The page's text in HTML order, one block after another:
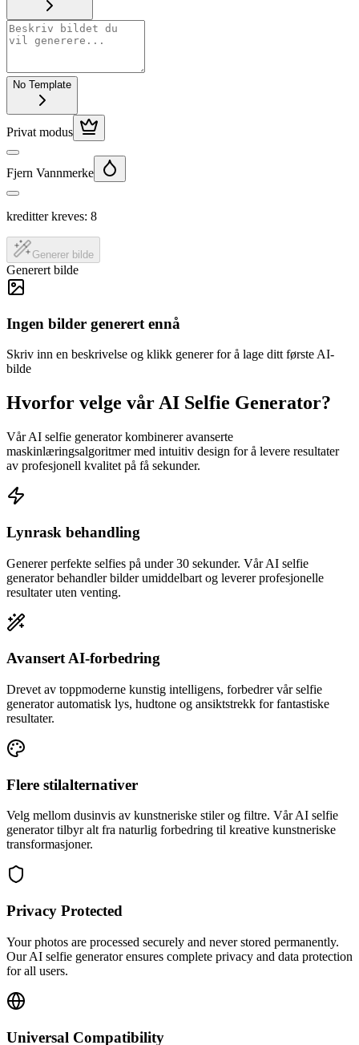
No Template
Privat modus
Fjern Vannmerke
kreditter kreves: 8
Generer bilde
Generert bilde
Ingen bilder generert ennå
Skriv inn en beskrivelse og klikk generer for å lage ditt første AI-
bilde
Hvorfor velge vår AI Selfie Generator?
Vår AI selfie generator kombinerer avanserte
maskinlæringsalgoritmer med intuitiv design for å levere resultater
av profesjonell kvalitet på få sekunder.
Lynrask behandling
Generer perfekte selfies på under 30 sekunder. Vår AI selfie
generator behandler bilder umiddelbart og leverer profesjonelle
resultater uten venting.
Avansert AI-forbedring
Drevet av toppmoderne kunstig intelligens, forbedrer vår selfie
generator automatisk lys, hudtone og ansiktstrekk for fantastiske
resultater.
Flere stilalternativer
Velg mellom dusinvis av kunstneriske stiler og filtre. Vår AI selfie
generator tilbyr alt fra naturlig forbedring til kreative kunstneriske
transformasjoner.
Privacy Protected
Your photos are processed securely and never stored permanently.
Our AI selfie generator ensures complete privacy and data protection
for all users.
Universal Compatibility